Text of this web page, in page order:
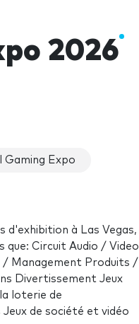
2026
Gaming Expo
d'exhibition à Las Vegas,
que: Circuit Audio / Video
/ Management Produits /
Divertissement Jeux
loterie de
de société et vidéo